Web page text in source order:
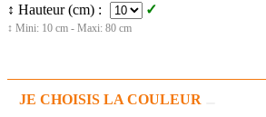
↕ Hauteur (cm) :
↕ Mini: 10 cm - Maxi: 80 cm
JE CHOISIS LA COULEUR